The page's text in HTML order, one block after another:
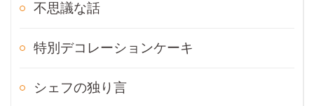
不思議な話
特別デコレーションケーキ
シェフの独り言